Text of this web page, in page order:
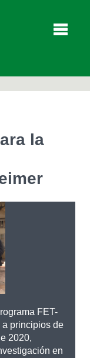
la
FET-
principios de
2020,
en